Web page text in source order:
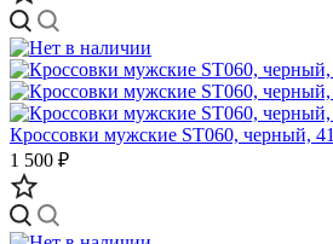
Кроссовки мужские ST060, черный, 41
1 500 ₽